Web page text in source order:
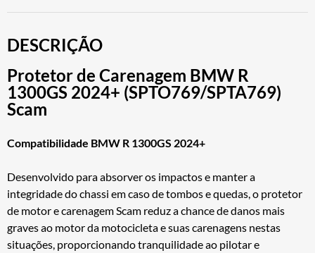
DESCRIÇÃO
Protetor de Carenagem BMW R
1300GS 2024+ (SPTO769/SPTA769)
Scam
Compatibilidade BMW R 1300GS 2024+
Desenvolvido para absorver os impactos e manter a
integridade do chassi em caso de tombos e quedas, o protetor
de motor e carenagem Scam reduz a chance de danos mais
graves ao motor da motocicleta e suas carenagens nestas
situações, proporcionando tranquilidade ao pilotar e